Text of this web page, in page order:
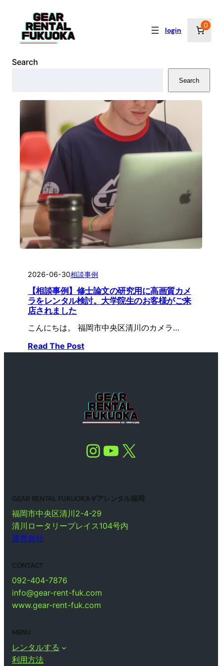
login
0
Search
Search
2026-06-30相談事例
【相談事例】修士論文の研究用に高画質カメ
ラをレンタル検討。大学院生のお客様がご来
店されました
こんにちは。 福岡市中央区清川のカメラ…
Read The Post
Instagram YouTube X
GEAR RENTAL FUKUOKAギアレンタル福岡
福岡市中央区清川2-4-29
清川ロータリープレイス104号内
運営会社
CONTACT
092-404-7876
info@gear-rent-fuk.com
www.gear-rent-fuk.com
MENU
レンタルする
利用方法